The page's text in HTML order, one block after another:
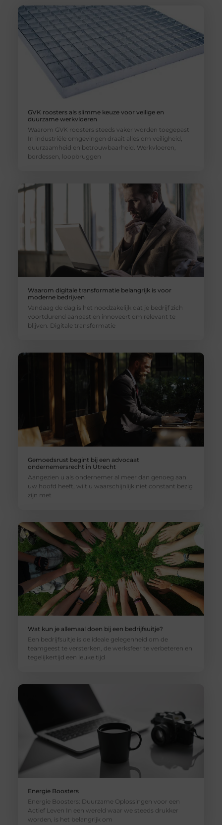
GVK roosters als slimme keuze voor veilige en
duurzame werkvloeren
Waarom GVK roosters steeds vaker worden toegepast
In industriële omgevingen draait alles om veiligheid,
duurzaamheid en betrouwbaarheid. Werkvloeren,
bordessen, loopbruggen
Waarom digitale transformatie belangrijk is voor
moderne bedrijven
Vandaag de dag is het noodzakelijk dat je bedrijf zich
voortdurend aanpast en innoveert om relevant te
blijven. Digitale transformatie
Gemoedsrust begint bij een advocaat
ondernemersrecht in Utrecht
Aangezien u als ondernemer al meer dan genoeg aan
uw hoofd heeft, wilt u waarschijnlijk niet constant bezig
zijn met
Wat kun je allemaal doen bij een bedrijfsuitje?
Een bedrijfsuitje is de ideale gelegenheid om de
teamgeest te versterken, de werksfeer te verbeteren en
tegelijkertijd een leuke tijd
Energie Boosters
Energie Boosters: Duurzame Oplossingen voor een
Actief Leven In een wereld waar we steeds drukker
worden, is het belangrijk om